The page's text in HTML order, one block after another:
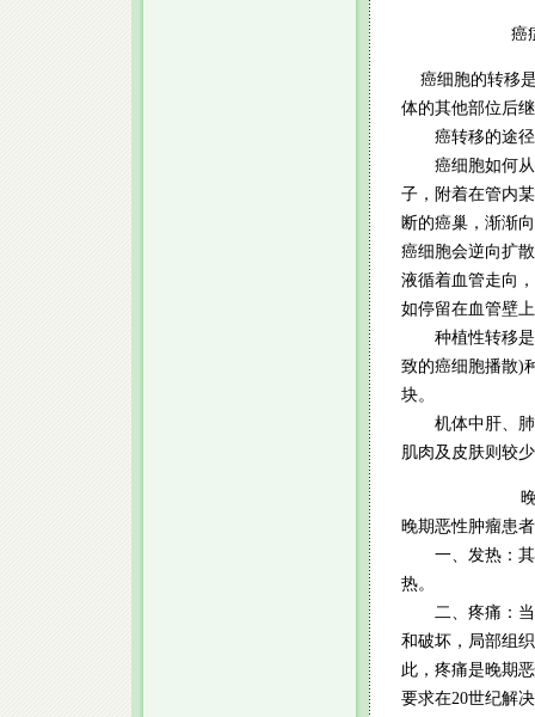
癌症为
癌细胞的转移是
体的其他部位后
癌转移的途径
癌细胞如何从
子，附着在管内
断的癌巢，渐渐
癌细胞会逆向扩
液循着血管走向
如停留在血管壁
种植性转移是
致的癌细胞播散)
块。
机体中肝、肺
肌肉及皮肤则较
晚期恶性
晚期恶性肿瘤患
一、发热：其
热。
二、疼痛：当
和破坏，局部组
此，疼痛是晚期
要求在20世纪解